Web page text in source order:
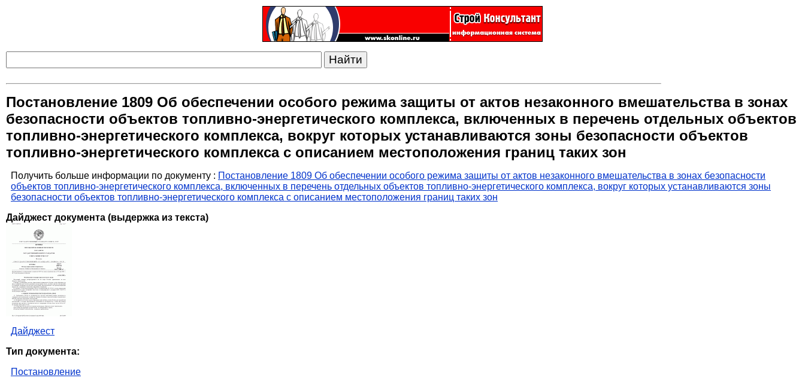
Постановление 1809 Об обеспечении особого режима защиты от актов незаконного вмешательства в зонах
безопасности объектов топливно-энергетического комплекса, включенных в перечень отдельных объектов
топливно-энергетического комплекса, вокруг которых устанавливаются зоны безопасности объектов
топливно-энергетического комплекса с описанием местоположения границ таких зон
Получить больше информации по документу : Постановление 1809 Об обеспечении особого режима защиты от актов незаконного вмешательства в зонах безопасности
объектов топливно-энергетического комплекса, включенных в перечень отдельных объектов топливно-энергетического комплекса, вокруг которых устанавливаются зоны
безопасности объектов топливно-энергетического комплекса с описанием местоположения границ таких зон
Дайджест документа (выдержка из текста)
Дайджест
Тип документа:
Постановление